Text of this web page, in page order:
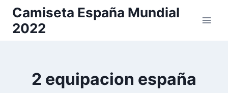
Saltar
contenido
Camiseta España Mundial
2022
2 equipacion españa